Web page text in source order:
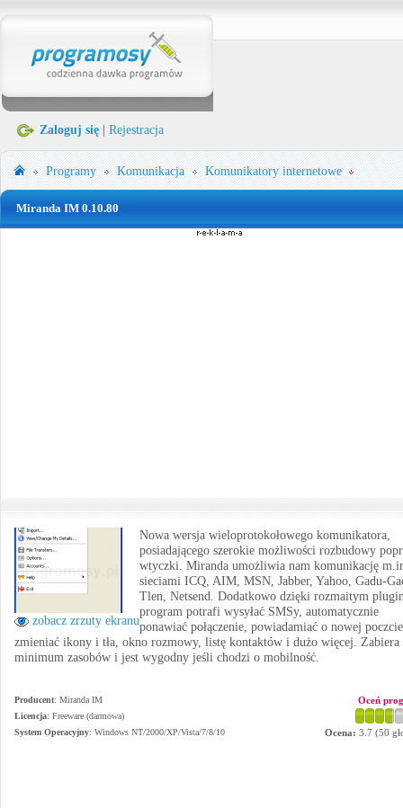
Zaloguj się Rejestracja
Programy Komunikacja Komunikatory internetowe
Miranda IM 0.10.80
zobacz zrzuty ekranu
Nowa wersja wieloprotokołowego komunikatora,
posiadającego szerokie możliwości rozbudowy
wtyczki. Miranda umożliwia nam komunikację
sieciami ICQ, AIM, MSN, Jabber, Yahoo, Gadu-
Tlen, Netsend. Dodatkowo dzięki rozmaitym
program potrafi wysyłać SMSy, automatycznie
ponawiać połączenie, powiadamiać o nowej
zmieniać ikony i tła, okno rozmowy, listę kontaktów i dużo więcej. Zabiera
minimum zasobów i jest wygodny jeśli chodzi o mobilność.
Producent: Miranda IM
Licencja: Freeware (darmowa)
System Operacyjny: Windows NT/2000/XP/Vista/7/8/10
Oceń
Ocena: 3.7 (50